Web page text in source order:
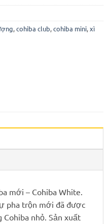
,cohiba club,cohiba mini,xì
mới – Cohiba White.
pha trộn mới đã được
nhỏ. Sản xuất